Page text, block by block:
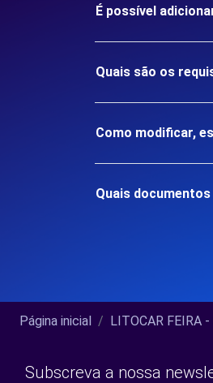
É possível
Quais são os
Como modificar,
Quais documentos
Página inicial LITOCAR FEIRA
Subscreva a nossa